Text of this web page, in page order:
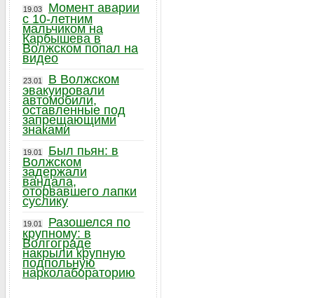
19.03
Момент аварии
с 10-летним
мальчиком на
Карбышева в
Волжском попал на
видео
23.01
В Волжском
эвакуировали
автомобили,
оставленные под
запрещающими
знаками
19.01
Был пьян: в
Волжском
задержали
вандала,
оторвавшего лапки
суслику
19.01
Разошелся по
крупному: в
Волгограде
накрыли крупную
подпольную
нарколабораторию